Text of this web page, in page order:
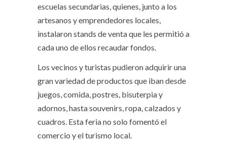
escuelas secundarias, quienes, junto a los
artesanos y emprendedores locales,
instalaron stands de venta que les permitió a
cada uno de ellos recaudar fondos.
Los vecinos y turistas pudieron adquirir una
gran variedad de productos que iban desde
juegos, comida, postres, bisuterpia y
adornos, hasta souvenirs, ropa, calzados y
cuadros. Esta feria no solo fomentó el
comercio y el turismo local.